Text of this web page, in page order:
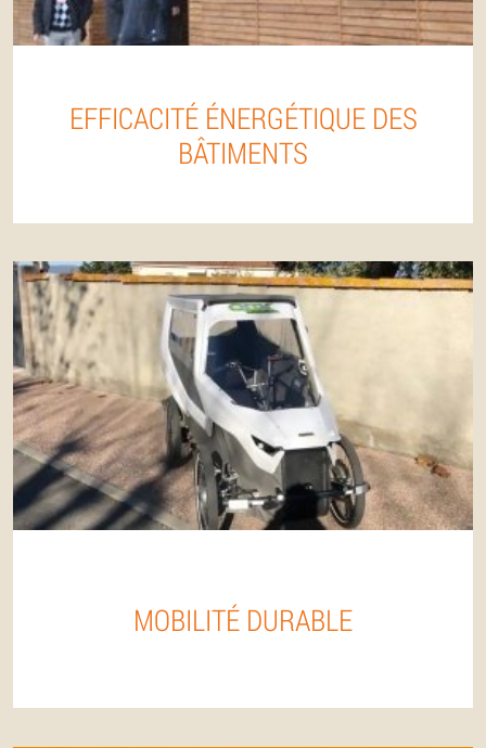
EFFICACITÉ ÉNERGÉTIQUE DES
BÂTIMENTS
MOBILITÉ DURABLE